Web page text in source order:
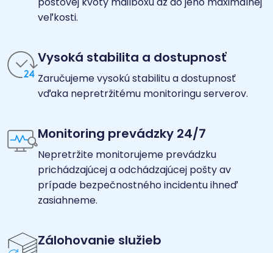
veľkosti.
Vysoká stabilita a dostupnosť
Zaručujeme vysokú stabilitu a dostupnosť
vďaka nepretržitému monitoringu serverov.
Monitoring prevádzky 24/7
Nepretržite monitorujeme prevádzku
prichádzajúcej a odchádzajúcej pošty av
prípade bezpečnostného incidentu ihneď
zasiahneme.
Zálohovanie služieb